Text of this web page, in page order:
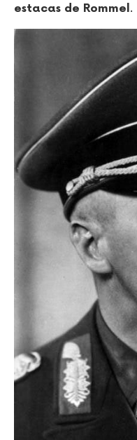
estacas de Rommel.